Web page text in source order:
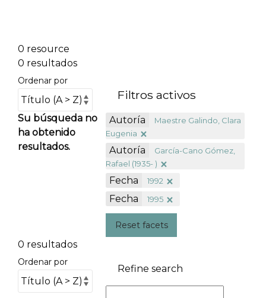
0 resource
0 resultados
Ordenar por
Su búsqueda no
ha obtenido
resultados.
0 resultados
Ordenar por
Filtros activos
Autoría
Maestre Galindo, Clara
Eugenia
Autoría
García-Cano Gómez,
Rafael (1935- )
Fecha 1992
Fecha 1995
Reset facets
Refine search